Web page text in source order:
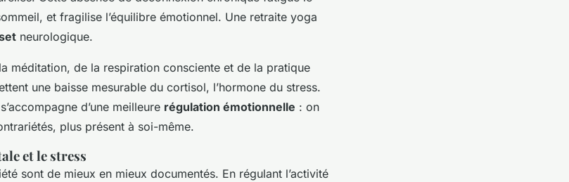
et fragilise l’équilibre émotionnel. Une retraite yoga
neurologique.
méditation, de la respiration consciente et de la pratique
une baisse mesurable du cortisol, l’hormone du stress.
d’une meilleure régulation émotionnelle : on
plus présent à soi-même.
et le stress
sont de mieux en mieux documentés. En régulant l’activité